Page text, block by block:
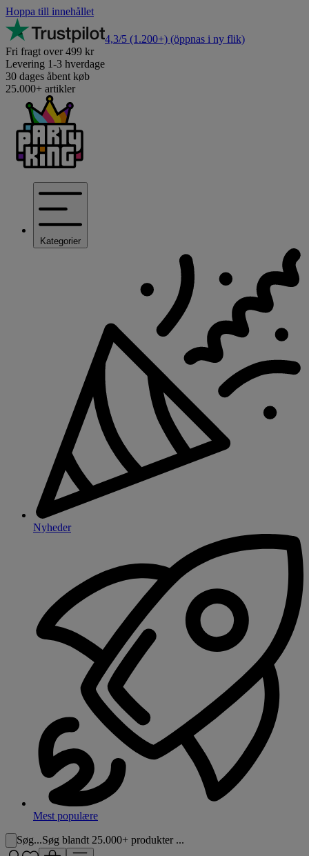
Hoppa till innehållet
4,3/5 (1.200+) (öppnas i ny flik)
Fri fragt over 499 kr
Levering 1-3 hverdage
30 dages åbent køb
25.000+ artikler
Kategorier
Nyheder
Mest populære
Søg...Søg blandt 25.000+ produkter ...